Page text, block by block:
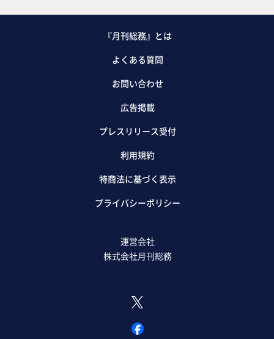
『月刊総務』とは
よくある質問
お問い合わせ
広告掲載
プレスリリース受付
利用規約
特商法に基づく表示
プライバシーポリシー
運営会社
株式会社月刊総務